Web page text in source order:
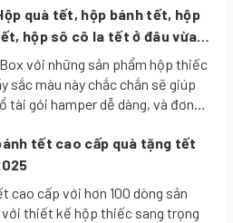
mật ong để gia tăng hương vị
giúp giữ hương thơm tròn đầy
chế.
với tiêu chuẩn chất lượng Anh
liệu nhân tạo (quế), quế 10%.
áp: hương vị đậm đà thơm cay tạo
quà tết, hộp bánh tết, hộp
hộp sô cô la tết ở đâu vừa
đẹp vừa rẻ?
với những sản phẩm hộp thiếc
sắc màu này chắc chắn sẽ giúp
tài gói hamper dễ dàng, và đơn
hộp sô cô la tết cũng đủ thể hiện
sang trọng và chu đáo của mình
nhận.
tết cao cấp quà tặng tết
cao cấp với hơn 100 dòng sản
với thiết kế hộp thiếc sang trọng